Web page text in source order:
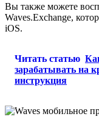
Вы также можете
Waves.Exchange,
iOS.
Читать статью
зарабатывать на
инструкция